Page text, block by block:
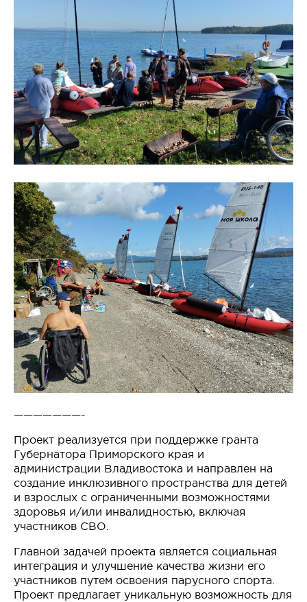
———————-
Проект реализуется при поддержке гранта
Губернатора Приморского края и
администрации Владивостока и направлен на
создание инклюзивного пространства для детей
и взрослых с ограниченными возможностями
здоровья и/или инвалидностью, включая
участников СВО.
Главной задачей проекта является социальная
интеграция и улучшение качества жизни его
участников путем освоения парусного спорта.
Проект предлагает уникальную возможность для